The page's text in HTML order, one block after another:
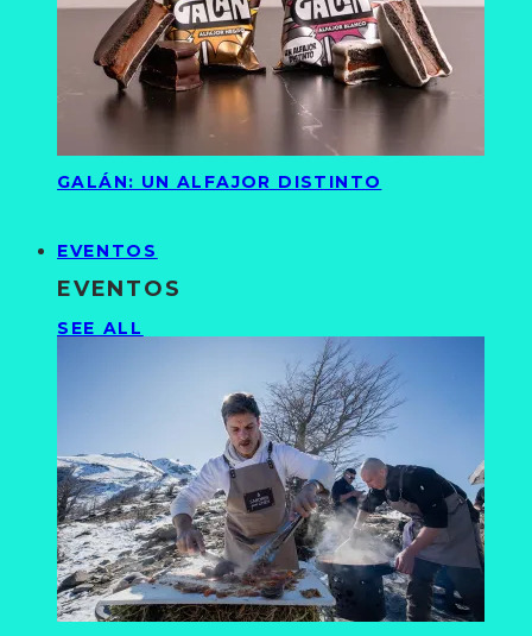
GALÁN: UN ALFAJOR DISTINTO
EVENTOS
EVENTOS
SEE ALL